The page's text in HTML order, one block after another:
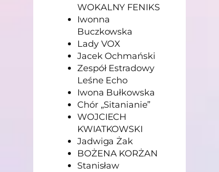
WOKALNY FENIKS
Iwonna
Buczkowska
Lady VOX
Jacek Ochmański
Zespół Estradowy
Leśne Echo
Iwona Bułkowska
Chór „Sitanianie”
WOJCIECH
KWIATKOWSKI
Jadwiga Żak
BOŻENA KORŻAN
Stanisław